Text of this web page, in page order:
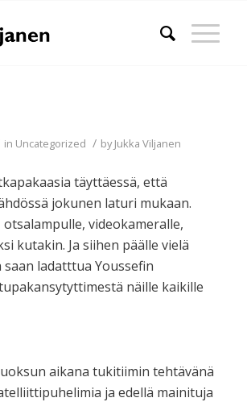
in Uncategorized / byJukka Viljanen
täyttäessä, että
jokunen laturi mukaan.
videokameralle,
kutakin. Ja siihen päälle vielä
ladatttua Youssefin
näille kaikille
aikana tukitiimin tehtävänä
ja edellä mainituja